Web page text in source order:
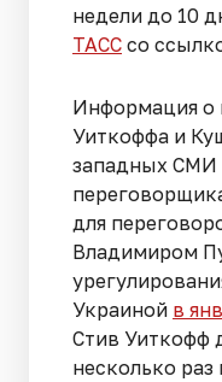
недели до 10
ТАСС со
Информация о
Уиткоффа и
западных СМИ
для
Владимиром
Украиной в
Стив Уиткофф
несколько